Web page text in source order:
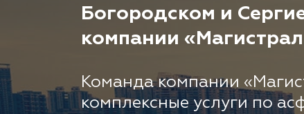
Богородском и
компании
Команда компании
комплексные услуги по